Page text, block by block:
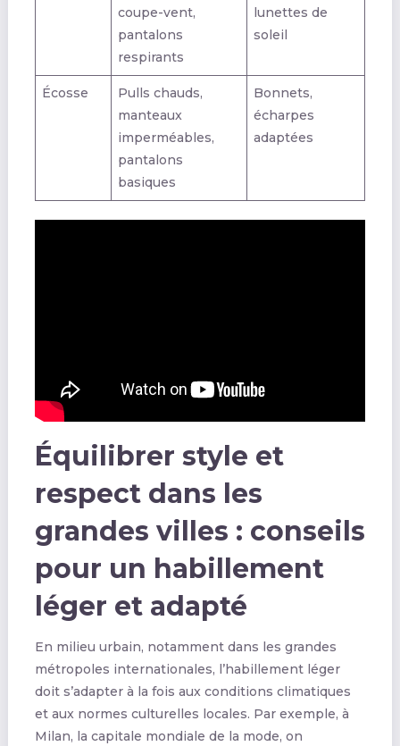
coupe-vent,
pantalons
respirants
lunettes de
soleil
Écosse
Pulls chauds,
manteaux
imperméables,
pantalons
basiques
Bonnets,
écharpes
adaptées
Équilibrer style et
respect dans les
grandes villes : conseils
pour un habillement
léger et adapté
En milieu urbain, notamment dans les grandes
métropoles internationales, l’habillement léger
doit s’adapter à la fois aux conditions climatiques
et aux normes culturelles locales. Par exemple, à
Milan, la capitale mondiale de la mode, on